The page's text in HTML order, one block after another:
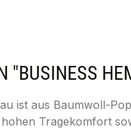
"BUSINESS
ist aus Baumwoll-
Tragekomfort